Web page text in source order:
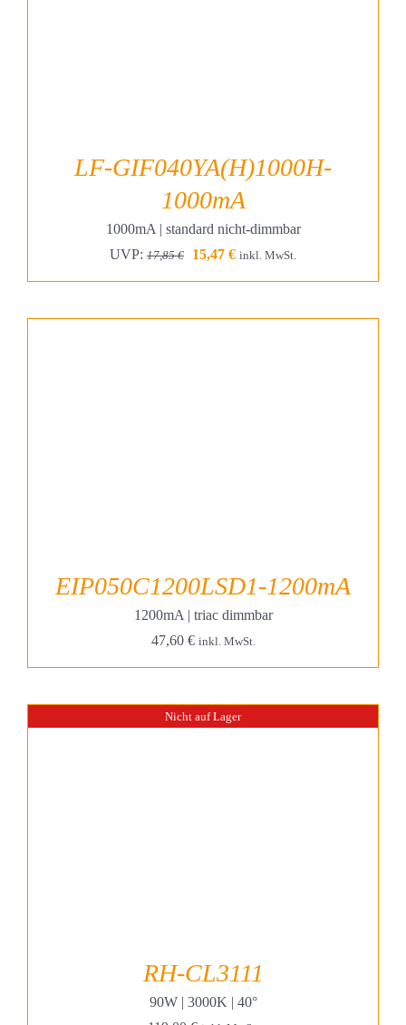
LF-GIF040YA(H)1000H-
1000mA
1000mA | standard nicht-dimmbar
UVP: 17,85€
Ursprünglicher
Preis
15,47 €Aktueller
Preis
inkl. MwSt.
EIP050C1200LSD1-1200mA
1200mA | triac dimmbar
47,60 € inkl. MwSt.
Nicht auf Lager
RH-CL3111
90W | 3000K | 40°